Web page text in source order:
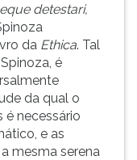
detestari,
da Ethica. Tal
é
da qual o
é necessário
e as
mesma serena